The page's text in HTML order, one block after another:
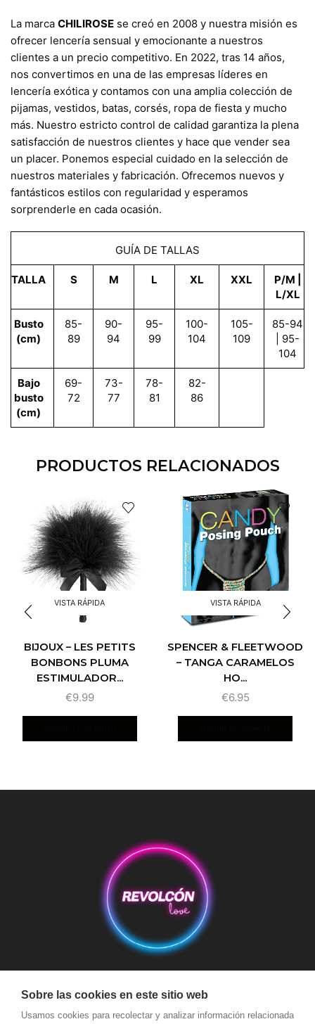
La marca CHILIROSE se creó en 2008 y nuestra misión es
ofrecer lencería sensual y emocionante a nuestros
clientes a un precio competitivo. En 2022, tras 14 años,
nos convertimos en una de las empresas líderes en
lencería exótica y contamos con una amplia colección de
pijamas, vestidos, batas, corsés, ropa de fiesta y mucho
más. Nuestro estricto control de calidad garantiza la plena
satisfacción de nuestros clientes y hace que vender sea
un placer. Ponemos especial cuidado en la selección de
nuestros materiales y fabricación. Ofrecemos nuevos y
fantásticos estilos con regularidad y esperamos
sorprenderle en cada ocasión.
GUÍA DE TALLAS
TALLA S M L XL XXL
P/M |
L/XL
Busto
(cm)
85-
89
90-
94
95-
99
100-
104
105-
109
85-94
| 95-
104
Bajo
busto
(cm)
69-
72
73-
77
78-
81
82-
86
PRODUCTOS RELACIONADOS
VISTA RÁPIDA
BIJOUX – LES PETITS
BONBONS PLUMA
ESTIMULADOR...
€9.99
VISTA RÁPIDA
SPENCER & FLEETWOOD
– TANGA CARAMELOS
HO...
€6.95
Aviso Legal Condiciones de Compra
Condiciones de Envío
Política de devoluciones y reembolsos
Política de Cookies
Sobre las cookies en este sitio web
Usamos cookies para recolectar y analizar información relacionada